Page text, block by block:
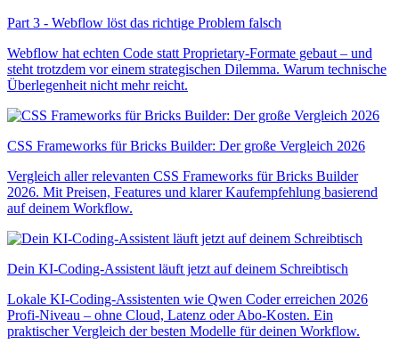
Part 3 - Webflow löst das richtige Problem falsch
Webflow hat echten Code statt Proprietary-Formate gebaut – und
steht trotzdem vor einem strategischen Dilemma. Warum technische
Überlegenheit nicht mehr reicht.
CSS Frameworks für Bricks Builder: Der große Vergleich 2026
Vergleich aller relevanten CSS Frameworks für Bricks Builder
2026. Mit Preisen, Features und klarer Kaufempfehlung basierend
auf deinem Workflow.
Dein KI-Coding-Assistent läuft jetzt auf deinem Schreibtisch
Lokale KI-Coding-Assistenten wie Qwen Coder erreichen 2026
Profi-Niveau – ohne Cloud, Latenz oder Abo-Kosten. Ein
praktischer Vergleich der besten Modelle für deinen Workflow.